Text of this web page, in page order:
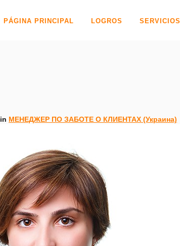
PÁGINA PRINCIPAL LOGROS SERVICIOS
in МЕНЕДЖЕР ПО ЗАБОТЕ О КЛИЕНТАХ (Украина)